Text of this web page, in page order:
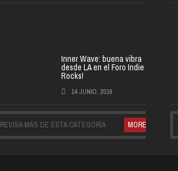
Inner Wave: buena vibra
desde LA en el Foro Indie
Rocks!
14 JUNIO, 2019
REVISA MÁS DE ESTA CATEGORÍA MORE